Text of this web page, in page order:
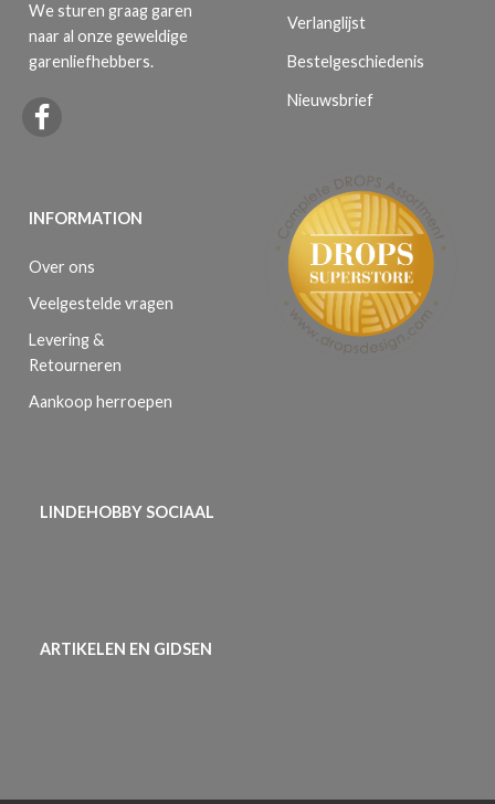
We sturen graag garen
naar al onze geweldige
garenliefhebbers.
INFORMATION
Over ons
Veelgestelde vragen
Levering &
Retourneren
Aankoop herroepen
Verlanglijst
Bestelgeschiedenis
Nieuwsbrief
LINDEHOBBY SOCIAAL
ARTIKELEN EN GIDSEN